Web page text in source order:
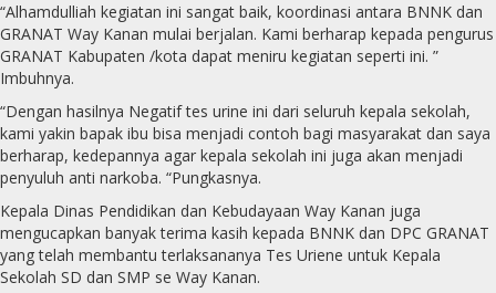
“Alhamdulliah kegiatan ini sangat baik, koordinasi antara BNNK dan
GRANAT Way Kanan mulai berjalan. Kami berharap kepada pengurus
GRANAT Kabupaten /kota dapat meniru kegiatan seperti ini. ”
Imbuhnya.
“Dengan hasilnya Negatif tes urine ini dari seluruh kepala sekolah,
kami yakin bapak ibu bisa menjadi contoh bagi masyarakat dan saya
berharap, kedepannya agar kepala sekolah ini juga akan menjadi
penyuluh anti narkoba. “Pungkasnya.
Kepala Dinas Pendidikan dan Kebudayaan Way Kanan juga
mengucapkan banyak terima kasih kepada BNNK dan DPC GRANAT
yang telah membantu terlaksananya Tes Uriene untuk Kepala
Sekolah SD dan SMP se Way Kanan.